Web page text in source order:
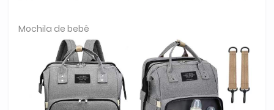
Mochila de bebê